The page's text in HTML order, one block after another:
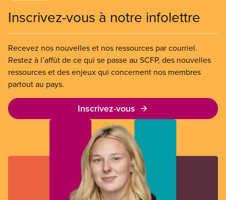
Inscrivez-vous à notre infolettre
Recevez nos nouvelles et nos ressources par courriel.
Restez à l’affût de ce qui se passe au SCFP, des nouvelles
ressources et des enjeux qui concernent nos membres
partout au pays.
Inscrivez-vous